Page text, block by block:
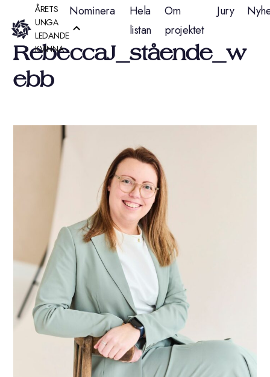
Hoppa
till
innehåll
ÅRETS
UNGA
LEDANDE
KVINNA
Nominera
Hela
listan
Om
projektet
Jury
RebeccaJ_stående_w
ebb